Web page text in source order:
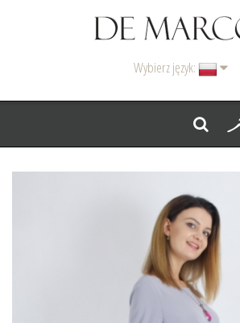
Wybierz język: